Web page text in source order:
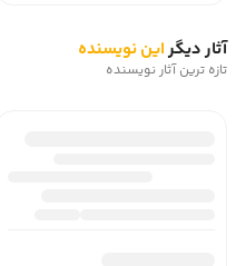
آثار دیگراین نویسنده
تازه ترین آثار نویسنده